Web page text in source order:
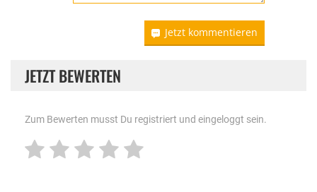
Jetzt kommentieren
JETZT BEWERTEN
Zum Bewerten musst Du registriert und eingeloggt sein.